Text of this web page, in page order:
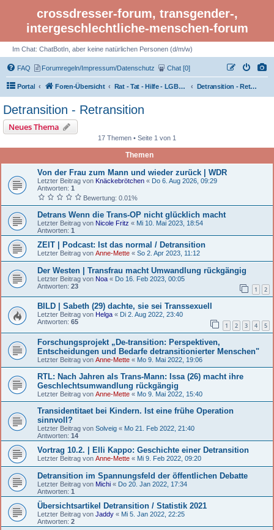
crossdresser-forum, transgender-,
intergeschlechtliche-menschen-forum
Im Chat: ChatBotIn, aber keine natürlichen Personen (d/m/w)
FAQ Forumregeln/Impressum/Datenschutz Chat [0]
Portal Foren-Übersicht Rat - Tat - Hilfe - LGBTI Rights - Infos Detransition - Retransition
Detransition - Retransition
Neues Thema
17 Themen • Seite 1 von 1
Themen
Von der Frau zum Mann und wieder zurück | WDR
Letzter Beitrag von Knäckebrötchen « Do 6. Aug 2026, 09:29
Antworten: 1
Bewertung: 0.01%
Detrans Wenn die Trans-OP nicht glücklich macht
Letzter Beitrag von Nicole Fritz « Mi 10. Mai 2023, 18:54
Antworten: 1
ZEIT | Podcast: Ist das normal / Detransition
Letzter Beitrag von Anne-Mette « So 2. Apr 2023, 11:12
Der Westen | Transfrau macht Umwandlung rückgängig
Letzter Beitrag von Noa « Do 16. Feb 2023, 00:05
Antworten: 23 1 2
BILD | Sabeth (29) dachte, sie sei Transsexuell
Letzter Beitrag von Helga « Di 2. Aug 2022, 23:40
Antworten: 65 1 2 3 4 5
Forschungsprojekt „De-transition: Perspektiven,
Entscheidungen und Bedarfe detransitionierter Menschen"
Letzter Beitrag von Anne-Mette « Mo 9. Mai 2022, 19:06
RTL: Nach Jahren als Trans-Mann: Issa (26) macht ihre
Geschlechtsumwandlung rückgängig
Letzter Beitrag von Anne-Mette « Mo 9. Mai 2022, 15:40
Transidentitaet bei Kindern. Ist eine frühe Operation
sinnvoll?
Letzter Beitrag von Solveig « Mo 21. Feb 2022, 21:40
Antworten: 14
Vortrag 10.2. | Elli Kappo: Geschichte einer Detransition
Letzter Beitrag von Anne-Mette « Mi 9. Feb 2022, 09:20
Detransition im Spannungsfeld der öffentlichen Debatte
Letzter Beitrag von Michi « Do 20. Jan 2022, 17:34
Antworten: 1
Übersichtsartikel Detransition / Statistik 2021
Letzter Beitrag von Jaddy « Mi 5. Jan 2022, 22:25
Antworten: 2